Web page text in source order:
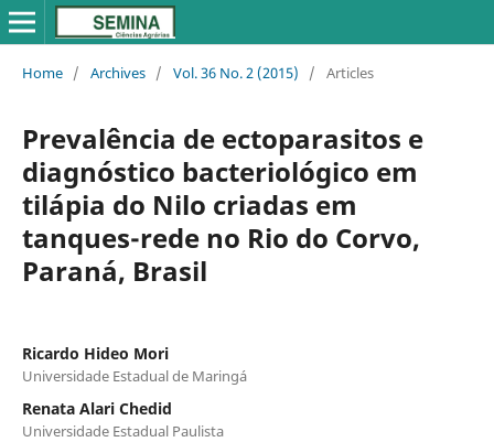
Home / Archives / Vol. 36 No. 2 (2015) / Articles
Prevalência de ectoparasitos e
diagnóstico bacteriológico em
tilápia do Nilo criadas em
tanques-rede no Rio do Corvo,
Paraná, Brasil
Ricardo Hideo Mori
Universidade Estadual de Maringá
Renata Alari Chedid
Universidade Estadual Paulista